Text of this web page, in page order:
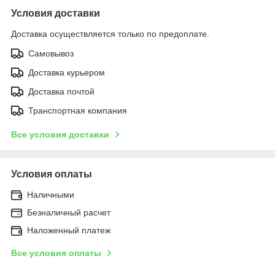
Условия доставки
Доставка осуществляется только по предоплате.
Самовывоз
Доставка курьером
Доставка почтой
Транспортная компания
Все условия доставки
Условия оплаты
Наличными
Безналичный расчет
Наложенный платеж
Все условия оплаты